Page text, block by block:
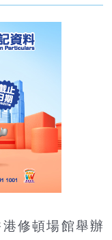
修頓場館舉辦